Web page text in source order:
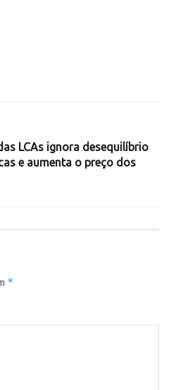
LCAs ignora desequilíbrio
e aumenta o preço dos
*